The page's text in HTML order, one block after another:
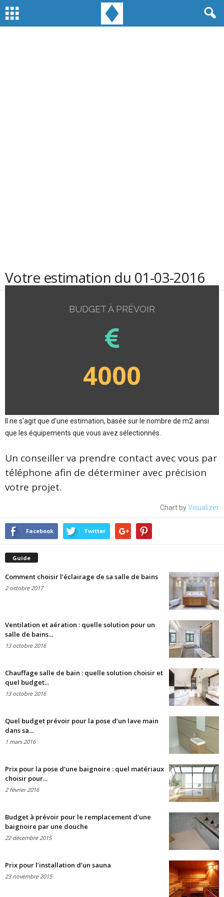
Votre estimation du 01-03-2016
BUDGET À PRÉVOIR
4000
Il ne s'agit que d'une estimation, basée sur le nombre de m2 ainsi
que les équipements que vous avez sélectionnés.
Un conseiller va prendre contact avec vous par
téléphone afin de déterminer avec précision
votre projet.
Chart byVisualizer
Facebook Twitter
Guide
Comment choisir l’éclairage de sa salle de bains
2 octobre 2017
Ventilation et aération : quelle solution pour un
salle de bains...
13 octobre 2016
Chauffage salle de bain : quelle solution choisir et
quel budget...
13 octobre 2016
Quel budget prévoir pour la pose d’un lave main
dans sa...
1 mars 2016
Prix pour la pose d’une baignoire : quel matériaux
choisir pour...
2 février 2016
Budget à prévoir pour le remplacement d’une
baignoire par une douche
22 décembre 2015
Prix pour l’installation d’un sauna
23 novembre 2015